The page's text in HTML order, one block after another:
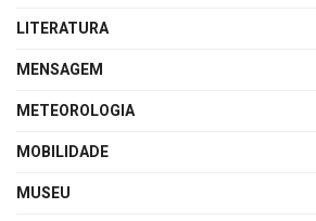
LITERATURA
MENSAGEM
METEOROLOGIA
MOBILIDADE
MUSEU